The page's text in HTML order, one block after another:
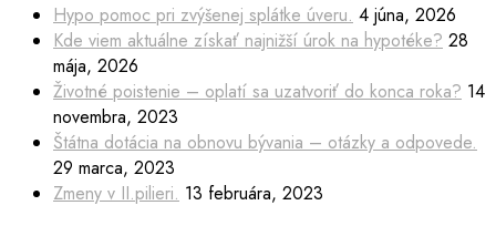
Hypo pomoc pri zvýšenej splátke úveru. 4 júna, 2026
Kde viem aktuálne získať najnižší úrok na hypotéke? 28
mája, 2026
Životné poistenie – oplatí sa uzatvoriť do konca roka? 14
novembra, 2023
Štátna dotácia na obnovu bývania – otázky a odpovede.
29 marca, 2023
Zmeny v II.pilieri. 13 februára, 2023